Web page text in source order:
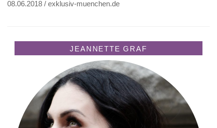
08.06.2018 / exklusiv-muenchen.de
JEANNETTE GRAF